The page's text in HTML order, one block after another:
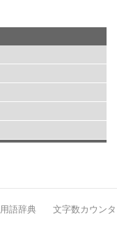
用語辞典
文字数カウンタ